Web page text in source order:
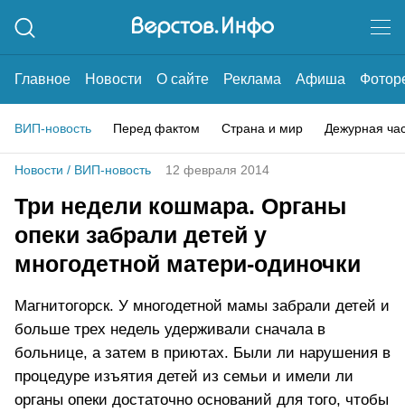
Главное Новости О сайте Реклама Афиша
ВИП-новость Перед фактом Страна и мир Дежурная
Новости / ВИП-новость 12 февраля 2014
Три недели кошмара. Органы
опеки забрали детей у
многодетной матери-одиночки
Магнитогорск. У многодетной мамы забрали детей и
больше трех недель удерживали сначала в
больнице, а затем в приютах. Были ли нарушения в
процедуре изъятия детей из семьи и имели ли
органы опеки достаточно оснований для того, чтобы